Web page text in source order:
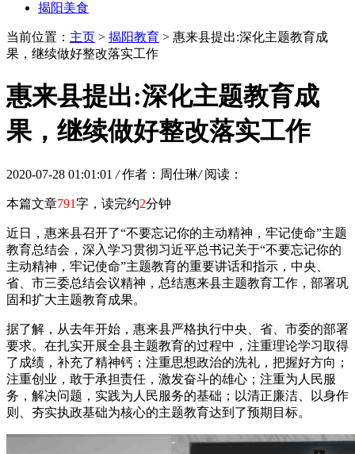
揭阳美食
当前位置： 主页 > 揭阳教育 > 惠来县提出:深化主题教育成
果，继续做好整改落实工作
惠来县提出:深化主题教育成
果，继续做好整改落实工作
2020-07-28 01:01:01 / 作者：周仕琳/ 阅读：
本篇文章791字，读完约2分钟
近日，惠来县召开了“不要忘记你的主动精神，牢记使命”主题
教育总结会，深入学习贯彻习近平总书记关于“不要忘记你的
主动精神，牢记使命”主题教育的重要讲话和指示，中央、
省、市三委总结会议精神，总结惠来县主题教育工作，部署巩
固和扩大主题教育成果。
据了解，从去年开始，惠来县严格执行中央、省、市委的部署
要求。在扎实开展全县主题教育的过程中，注重理论学习取得
了成绩，补充了精神钙；注重思想政治的洗礼，把握好方向；
注重创业，敢于承担责任，激发奋斗的雄心；注重为人民服
务，解决问题，实践为人民服务的基础；以清正廉洁、以身作
则、夯实执政基础为核心的主题教育达到了预期目标。